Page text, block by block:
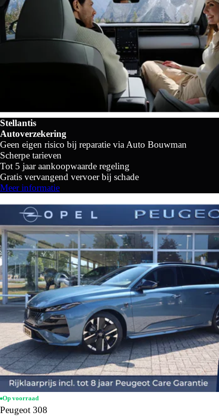
Stellantis
Autoverzekering
Geen eigen risico bij reparatie via Auto Bouwman
Scherpe tarieven
Tot 5 jaar aankoopwaarde regeling
Gratis vervangend vervoer bij schade
Meer informatie
Op voorraad
Peugeot 308